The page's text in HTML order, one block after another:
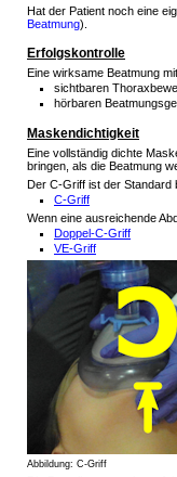
Hat der Patient noch eine
Beatmung).
Erfolgskontrolle
Eine wirksame Beatmung
sichtbaren
hörbaren
Maskendichtigkeit
Eine vollständig dichte
bringen, als die Beatmung
Der C-Griff ist der
C-Griff
Wenn eine ausreichende
Doppel-C-Griff
VE-Griff
Abbildung: C-Griff